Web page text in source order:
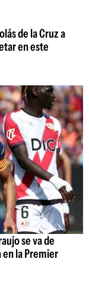
de la Cruz a
en este
se va de
en la Premier